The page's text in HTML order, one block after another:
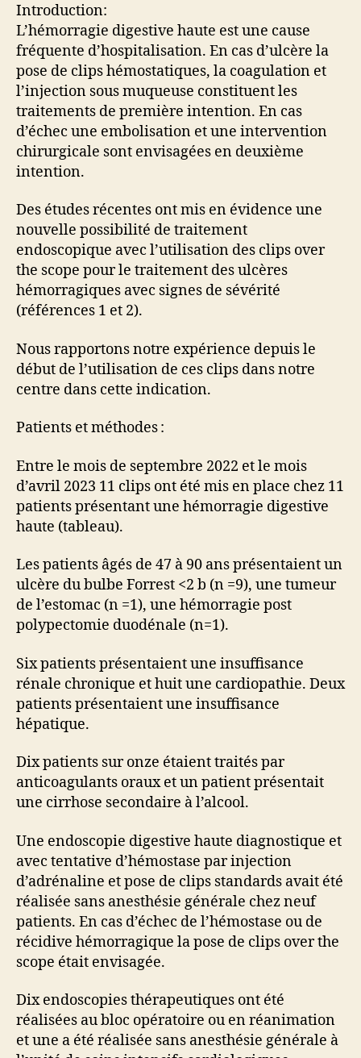
Introduction:
L’hémorragie digestive haute est une cause
fréquente d’hospitalisation. En cas d’ulcère la
pose de clips hémostatiques, la coagulation et
l’injection sous muqueuse constituent les
traitements de première intention. En cas
d’échec une embolisation et une intervention
chirurgicale sont envisagées en deuxième
intention.
Des études récentes ont mis en évidence une
nouvelle possibilité de traitement
endoscopique avec l’utilisation des clips over
the scope pour le traitement des ulcères
hémorragiques avec signes de sévérité
(références 1 et 2).
Nous rapportons notre expérience depuis le
début de l’utilisation de ces clips dans notre
centre dans cette indication.
Patients et méthodes :
Entre le mois de septembre 2022 et le mois
d’avril 2023 11 clips ont été mis en place chez 11
patients présentant une hémorragie digestive
haute (tableau).
Les patients âgés de 47 à 90 ans présentaient un
ulcère du bulbe Forrest <2 b (n =9), une tumeur
de l’estomac (n =1), une hémorragie post
polypectomie duodénale (n=1).
Six patients présentaient une insuffisance
rénale chronique et huit une cardiopathie. Deux
patients présentaient une insuffisance
hépatique.
Dix patients sur onze étaient traités par
anticoagulants oraux et un patient présentait
une cirrhose secondaire à l’alcool.
Une endoscopie digestive haute diagnostique et
avec tentative d’hémostase par injection
d’adrénaline et pose de clips standards avait été
réalisée sans anesthésie générale chez neuf
patients. En cas d’échec de l’hémostase ou de
récidive hémorragique la pose de clips over the
scope était envisagée.
Dix endoscopies thérapeutiques ont été
réalisées au bloc opératoire ou en réanimation
et une a été réalisée sans anesthésie générale à